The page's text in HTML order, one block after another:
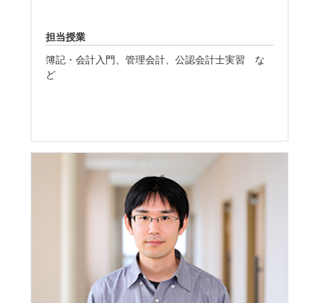
担当授業
簿記・会計入門、管理会計、公認会計士実習 な
ど